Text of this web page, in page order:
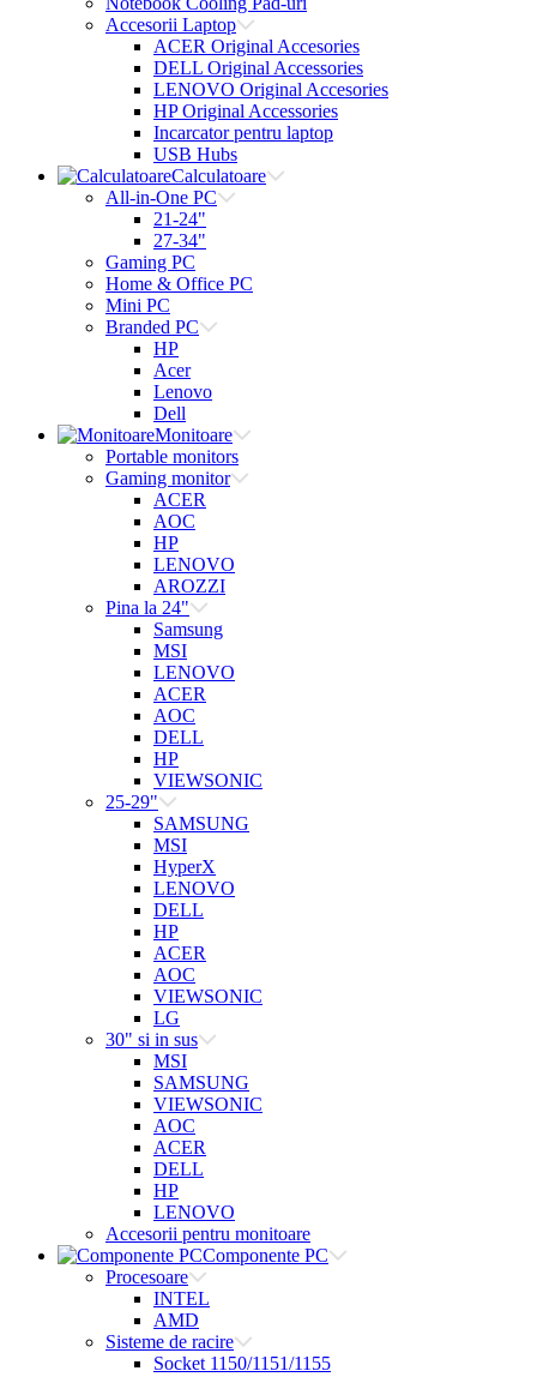
Accesorii Laptop
ACER Original Accesories
DELL Original Accessories
LENOVO Original Accesories
HP Original Accessories
Incarcator pentru laptop
USB Hubs
Calculatoare
All-in-One PC
21-24"
27-34"
Gaming PC
Home & Office PC
Mini PC
Branded PC
HP
Acer
Lenovo
Dell
Monitoare
Portable monitors
Gaming monitor
ACER
AOC
HP
LENOVO
AROZZI
Pina la 24"
Samsung
MSI
LENOVO
ACER
AOC
DELL
HP
VIEWSONIC
25-29"
SAMSUNG
MSI
HyperX
LENOVO
DELL
HP
ACER
AOC
VIEWSONIC
LG
30" si in sus
MSI
SAMSUNG
VIEWSONIC
AOC
ACER
DELL
HP
LENOVO
Accesorii pentru monitoare
Componente PC
Procesoare
INTEL
AMD
Sisteme de racire
Socket 1150/1151/1155